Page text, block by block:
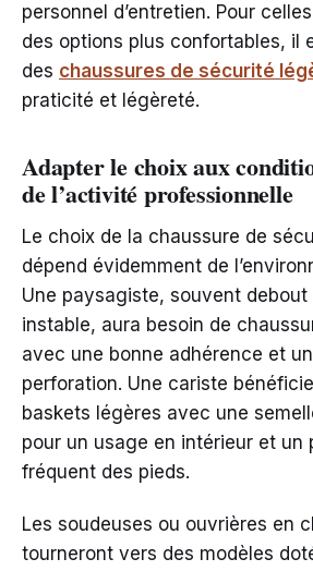
personnel d’entretien. Pour
des options plus confortables, il
des chaussures de sécurité
praticité et légèreté.
Adapter le choix aux
de l’activité professionnelle
Le choix de la chaussure de
dépend évidemment de
Une paysagiste, souvent debout
instable, aura besoin de
avec une bonne adhérence et
perforation. Une cariste
baskets légères avec une
pour un usage en intérieur et un
fréquent des pieds.
Les soudeuses ou ouvrières en
tourneront vers des modèles